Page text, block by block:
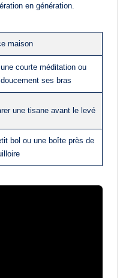
en génération.
maison
courte méditation ou
ses bras
une tisane avant le levé
bol ou une boîte près de